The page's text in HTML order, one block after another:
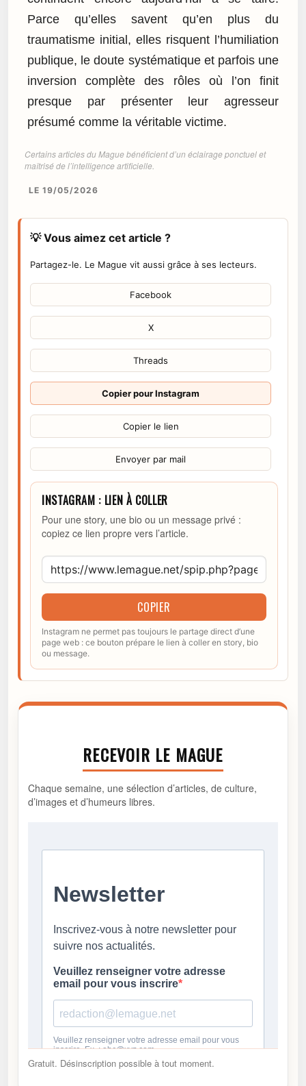
Parce qu’elles savent qu’en plus du
traumatisme initial, elles risquent l’humiliation
publique, le doute systématique et parfois une
inversion complète des rôles où l’on finit
presque par présenter leur agresseur
présumé comme la véritable victime.
Certains articles du Mague bénéficient d’un éclairage ponctuel et
maîtrisé de l’intelligence artificielle.
LE 19/05/2026
💡 Vous aimez cet article ?
Partagez-le. Le Mague vit aussi grâce à ses lecteurs.
Facebook
X
Threads
Copier pour Instagram
Copier le lien
Envoyer par mail
INSTAGRAM : LIEN À COLLER
Pour une story, une bio ou un message privé :
copiez ce lien propre vers l’article.
COPIER
Instagram ne permet pas toujours le partage direct d’une
page web : ce bouton prépare le lien à coller en story, bio
ou message.
RECEVOIR LE MAGUE
Chaque semaine, une sélection d’articles, de culture,
d’images et d’humeurs libres.
Gratuit. Désinscription possible à tout moment.